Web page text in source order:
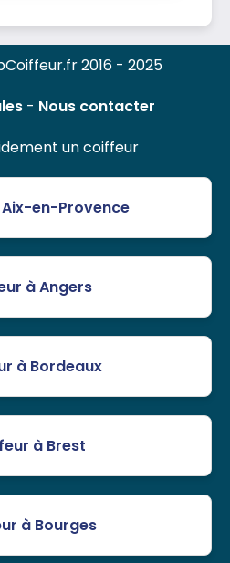
2016 - 2025
- Nous contacter
un coiffeur
en-Provence
à Angers
à Bordeaux
à Brest
à Bourges